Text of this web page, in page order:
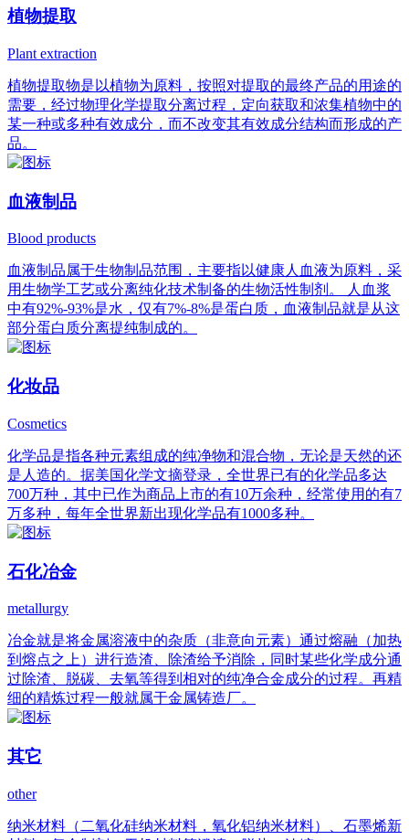
植物提取
Plant extraction
植物提取物是以植物为原料，按照对提取的最终产品的用途的
需要，经过物理化学提取分离过程，定向获取和浓集植物中的
某一种或多种有效成分，而不改变其有效成分结构而形成的产
品。
血液制品
Blood products
血液制品属于生物制品范围，主要指以健康人血液为原料，采
用生物学工艺或分离纯化技术制备的生物活性制剂。 人血浆
中有92%-93%是水，仅有7%-8%是蛋白质，血液制品就是从这
部分蛋白质分离提纯制成的。
化妆品
Cosmetics
化学品是指各种元素组成的纯净物和混合物，无论是天然的还
是人造的。据美国化学文摘登录，全世界已有的化学品多达
700万种，其中已作为商品上市的有10万余种，经常使用的有7
万多种，每年全世界新出现化学品有1000多种。
石化冶金
metallurgy
冶金就是将金属溶液中的杂质（非意向元素）通过熔融（加热
到熔点之上）进行造渣、除渣给予消除，同时某些化学成分通
过除渣、脱碳、去氧等得到相对的纯净合金成分的过程。再精
细的精炼过程一般就属于金属铸造厂。
其它
other
纳米材料（二氧化硅纳米材料，氧化铝纳米材料）、石墨烯新